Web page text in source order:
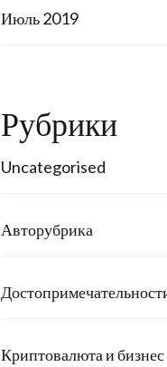
Июль 2019
Рубрики
Uncategorised
Авторубрика
Криптовалюта и бизнес